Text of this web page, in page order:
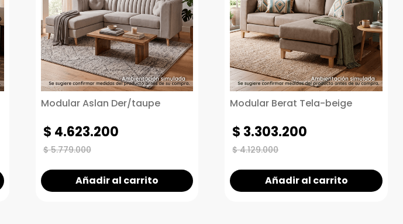
Modular Aslan Der/taupe
$ 5.779.000
$ 4.623.200
Añadir al carrito
Modular Berat Tela-beige
$ 4.129.000
$ 3.303.200
Añadir al carrito